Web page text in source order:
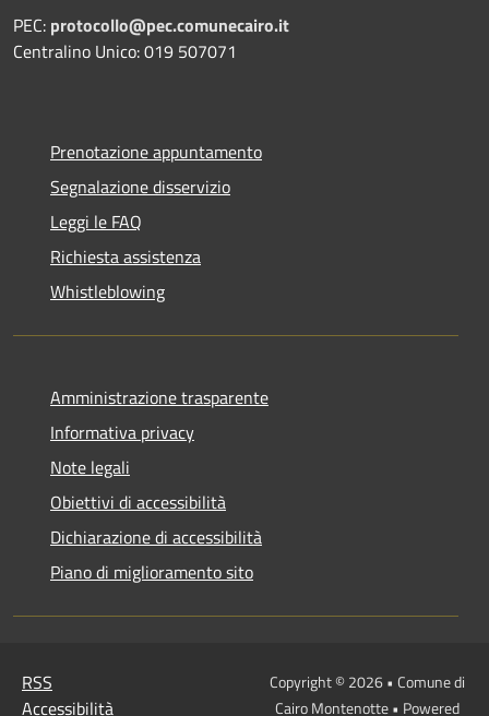
PEC: protocollo@pec.comunecairo.it
Centralino Unico: 019 507071
Prenotazione appuntamento
Segnalazione disservizio
Leggi le FAQ
Richiesta assistenza
Whistleblowing
Amministrazione trasparente
Informativa privacy
Note legali
Obiettivi di accessibilità
Dichiarazione di accessibilità
Piano di miglioramento sito
RSS
Accessibilità
Copyright © 2026 • Comune di
Cairo Montenotte • Powered